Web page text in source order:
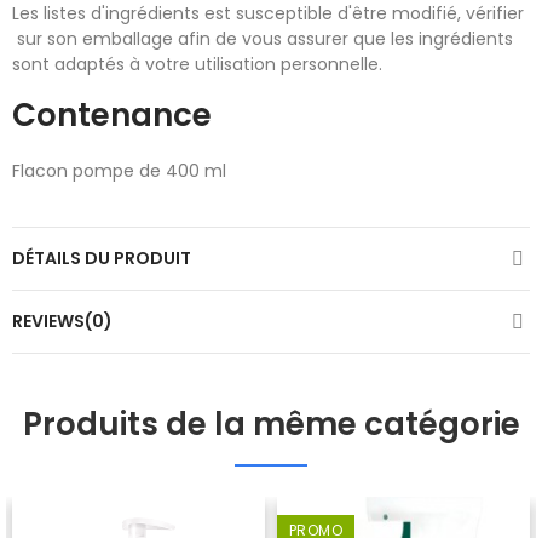
Les listes d'ingrédients est susceptible d'être modifié, vérifier
sur son emballage afin de vous assurer que les ingrédients
sont adaptés à votre utilisation personnelle.
Contenance
Flacon pompe de 400 ml
DÉTAILS DU PRODUIT
REVIEWS(0)
Produits de la même catégorie
PROMO